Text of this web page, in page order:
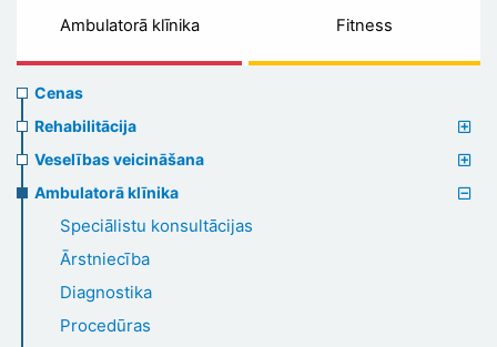
Ambulatorā klīnika Fitness
Prices
menu
Cenas
Rehabilitācija
Veselības veicināšana
Ambulatorā klīnika
Speciālistu konsultācijas
Ārstniecība
Diagnostika
Procedūras